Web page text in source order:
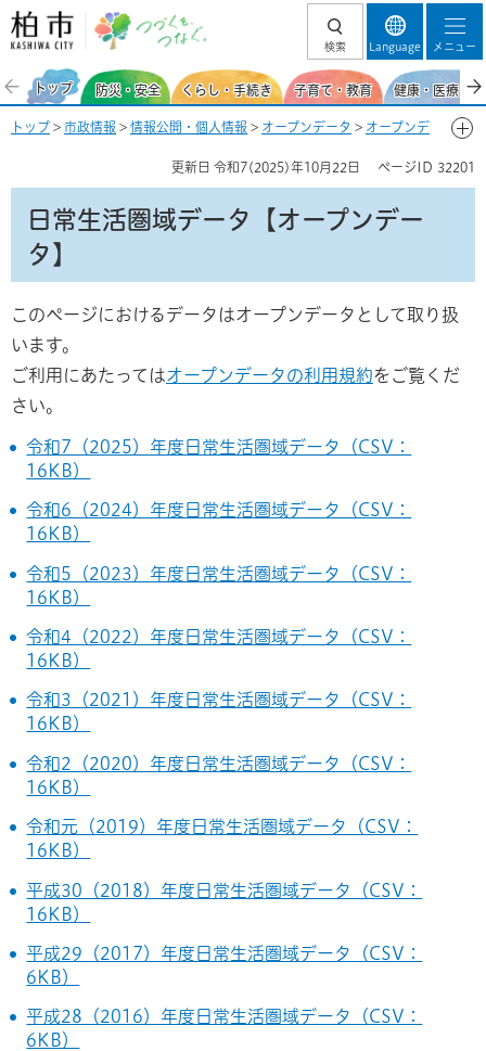
柏市 つづくを、
検索 Language メニュー
トップ 防災・安全 くらし・手続き 子育て・教育 健康・医療・
トップ > 市政情報 > 情報公開・個人情報 > オープンデータ > オープンデ
更新日 令和7(2025)年10月22日 ページID 32201
日常生活圏域データ【オープンデー
タ】
このページにおけるデータはオープンデータとして取り扱
います。
ご利用にあたってはオープンデータの利用規約をご覧くだ
さい。
令和7（2025）年度日常生活圏域データ（CSV：
16KB）
令和6（2024）年度日常生活圏域データ（CSV：
16KB）
令和5（2023）年度日常生活圏域データ（CSV：
16KB）
令和4（2022）年度日常生活圏域データ（CSV：
16KB）
令和3（2021）年度日常生活圏域データ（CSV：
16KB）
令和2（2020）年度日常生活圏域データ（CSV：
16KB）
令和元（2019）年度日常生活圏域データ（CSV：
16KB）
平成30（2018）年度日常生活圏域データ（CSV：
16KB）
平成29（2017）年度日常生活圏域データ（CSV：
6KB）
平成28（2016）年度日常生活圏域データ（CSV：
6KB）